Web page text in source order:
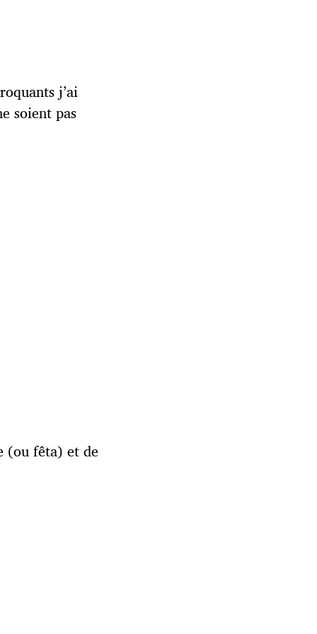
j’ai
soient pas
(ou fêta) et de